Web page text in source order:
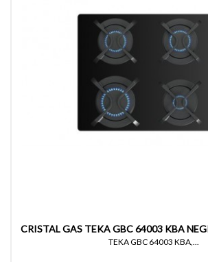
CRISTAL GAS TEKA GBC 64003 KBA
TEKA GBC 64003 KBA,...